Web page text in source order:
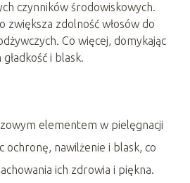
czynników środowiskowych.
zwiększa zdolność włosów do
Co więcej, domykając
gładkość i blask.
elementem w pielęgnacji
ochronę, nawilżenie i blask, co
ich zdrowia i piękna.